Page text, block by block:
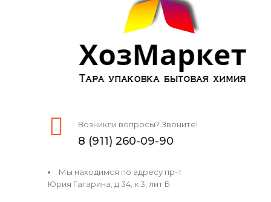
Возникли вопросы? Звоните!
8 (911) 260-09-90
Мы находимся по адресу пр-т
Юрия Гагарина, д 34, к 3, лит Б